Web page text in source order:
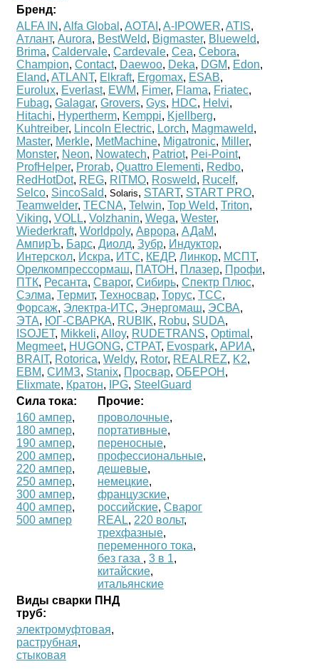
Бренд:
ALFA IN , Alfa Global , AOTAI , A-IPOWER, ATIS,
Атлант, Aurora, BestWeld, Bigmaster, Blueweld,
Brima, Caldervale, Cardevale, Cea, Cebora,
Champion, Contact, Daewoo, Deka, DGM, Edon,
Eland, ATLANT, Elkraft, Ergomax, ESAB,
Eurolux, Everlast, EWM, Fimer, Flama, Friatec,
Fubag, Galagar, Grovers, Gys, HDC, Helvi,
Hitachi, Hypertherm, Kemppi, Kjellberg,
Kuhtreiber, Lincoln Electric, Lorch, Magmaweld,
Master, Merkle, MetMachine, Migatronic, Miller,
Monster, Neon, Nowatech, Patriot, Pei-Point,
ProfHelper, Prorab, Quattro Elementi, Redbo,
RedHotDot, REG, RITMO, Rosweld, Rucelf,
Selco, SincoSald, Solaris, START, START PRO,
Teamwelder, TECNA, Telwin, Top Weld, Triton,
Viking, VOLL, Volzhanin, Wega, Wester,
Wiederkraft, Worldpoly, Аврора, АДаМ,
АмпирЪ, Барс, Диолд, Зубр, Индуктор,
Интерскол, Искра, ИТС, КЕДР, Линкор, МСПТ,
Орелкомпрессормаш, ПАТОН , Плазер, Профи,
ПТК, Ресанта, Сварог, Сибирь, Спектр Плюс,
Сэлма, Термит, Техносвар, Торус, ТСС,
Форсаж, Электра-ИТС, Энергомаш, ЭСВА,
ЭТА, ЮГ-СВАРКА, RUBIK, Robu, SUDA,
ISOJET, Mikkeli, Alloy, RUDETRANS, Optimal ,
Megmeet, HUGONG, СТРАТ, Evospark, АРИА,
BRAIT, Rotorica, Weldy, Rotor, REALREZ, K2,
ЕВМ, СИМЗ, Stanix, Просвар, ОБЕРОН ,
Elixmate, Кратон, IPG, SteelGuard
Сила тока:
160 ампер,
180 ампер,
190 ампер,
200 ампер,
220 ампер,
250 ампер,
300 ампер,
400 ампер,
500 ампер
Прочие:
проволочные,
портативные,
переносные,
профессиональные,
дешевые,
немецкие,
французские,
российские, Сварог
REAL, 220 вольт,
трехфазные,
переменного тока,
без газа , 3 в 1,
китайские,
итальянские
Виды сварки ПНД
труб:
электромуфтовая,
раструбная,
стыковая